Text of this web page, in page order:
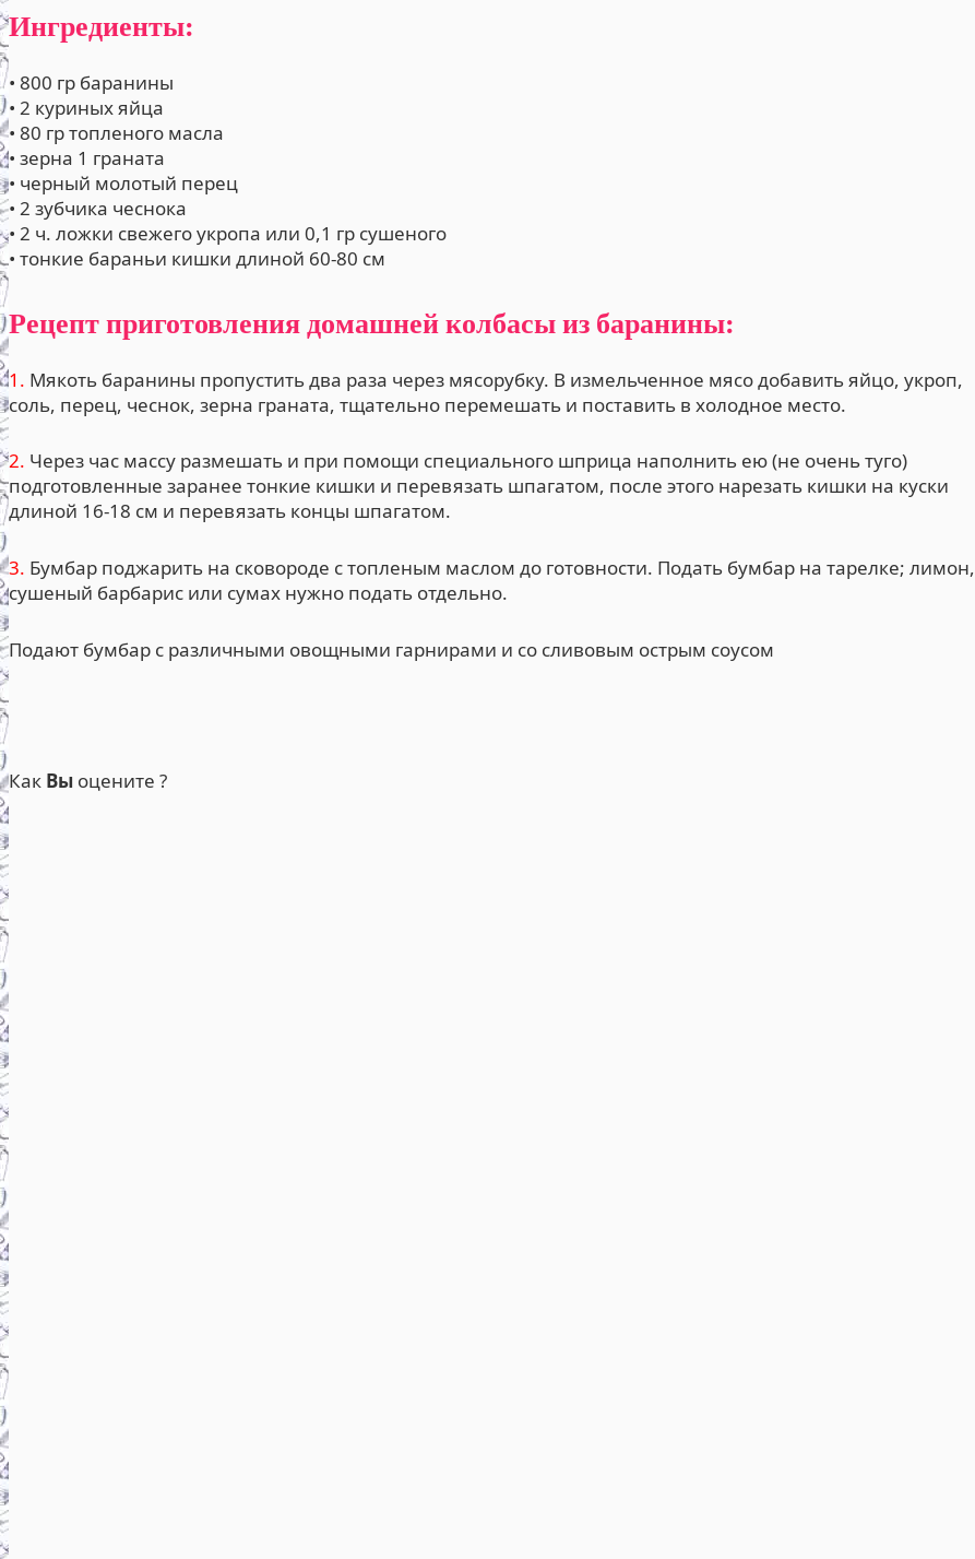
Ингредиенты:
• 800 гр баранины
• 2 куриных яйца
• 80 гр топленого масла
• зерна 1 граната
• черный молотый перец
• 2 зубчика чеснока
• 2 ч. ложки свежего укропа или 0,1 гр сушеного
• тонкие бараньи кишки длиной 60-80 см
Рецепт приготовления домашней колбасы из баранины:
1. Мякоть баранины пропустить два раза через мясорубку. В измельченное мясо добавить яйцо, укроп,
соль, перец, чеснок, зерна граната, тщательно перемешать и поставить в холодное место.
2. Через час массу размешать и при помощи специального шприца наполнить ею (не очень туго)
подготовленные заранее тонкие кишки и перевязать шпагатом, после этого нарезать кишки на куски
длиной 16-18 см и перевязать концы шпагатом.
3. Бумбар поджарить на сковороде с топленым маслом до готовности. Подать бумбар на тарелке; лимон,
сушеный барбарис или сумах нужно подать отдельно.
Подают бумбар с различными овощными гарнирами и со сливовым острым соусом
Как Вы оцените ?